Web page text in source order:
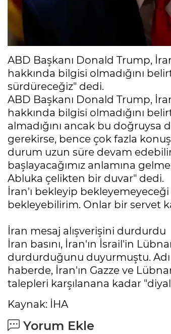
ABD Başkanı Donald Trump,
hakkında bilgisi olmadığını
sürdüreceğiz" dedi.
ABD Başkanı Donald Trump,
hakkında bilgisi olmadığını
almadığını ancak bu doğruysa
gerekirse, bence çok fazla
durum uzun süre devam
başlayacağımız anlamına
Abluka çelikten bir duvar" dedi.
İran'ı bekleyip
bekleyebilirim. Onlar bir servet
İran mesaj alışverişini durdurdu
İran basını, İran'ın İsrail'in
durdurduğunu duyurmuştu. Adı
haberde, İran'ın Gazze ve
talepleri karşılanana kadar
Kaynak: İHA
Yorum Ekle